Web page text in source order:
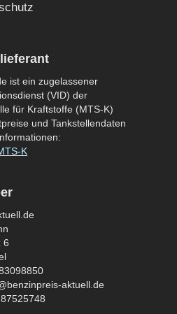
ist ein zugelassener
(VID) der
für Kraftstoffe (MTS-K)
und Tankstellendaten
K
6
aktuell.de